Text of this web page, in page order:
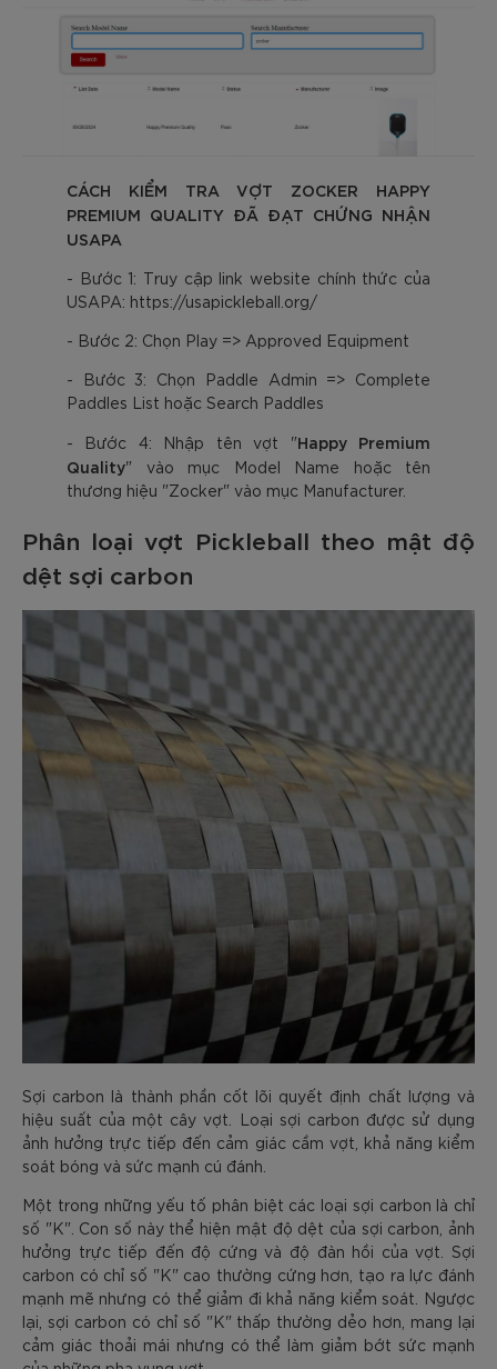
CÁCH KIỂM TRA VỢT ZOCKER HAPPY
PREMIUM QUALITY ĐÃ ĐẠT CHỨNG NHẬN
USAPA
- Bước 1: Truy cập link website chính thức của
USAPA: https://usapickleball.org/
- Bước 2: Chọn Play => Approved Equipment
- Bước 3: Chọn Paddle Admin => Complete
Paddles List hoặc Search Paddles
- Bước 4: Nhập tên vợt "Happy Premium
Quality" vào mục Model Name hoặc tên
thương hiệu "Zocker" vào mục Manufacturer.
Phân loại vợt Pickleball theo mật độ
dệt sợi carbon
Sợi carbon là thành phần cốt lõi quyết định chất lượng và
hiệu suất của một cây vợt. Loại sợi carbon được sử dụng
ảnh hưởng trực tiếp đến cảm giác cầm vợt, khả năng kiểm
soát bóng và sức mạnh cú đánh.
Một trong những yếu tố phân biệt các loại sợi carbon là chỉ
số "K". Con số này thể hiện mật độ dệt của sợi carbon, ảnh
hưởng trực tiếp đến độ cứng và độ đàn hồi của vợt. Sợi
carbon có chỉ số "K" cao thường cứng hơn, tạo ra lực đánh
mạnh mẽ nhưng có thể giảm đi khả năng kiểm soát. Ngược
lại, sợi carbon có chỉ số "K" thấp thường dẻo hơn, mang lại
cảm giác thoải mái nhưng có thể làm giảm bớt sức mạnh